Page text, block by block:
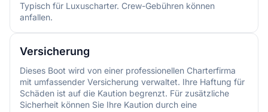
Typisch für Luxuscharter. Crew-Gebühren können
anfallen.
Versicherung
Dieses Boot wird von einer professionellen Charterfirma
mit umfassender Versicherung verwaltet. Ihre Haftung für
Schäden ist auf die Kaution begrenzt. Für zusätzliche
Sicherheit können Sie Ihre Kaution durch eine